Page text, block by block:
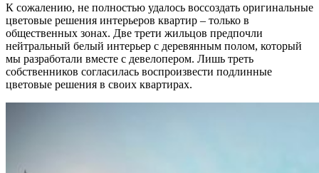
К сожалению, не полностью удалось воссоздать оригинальные
цветовые решения интерьеров квартир – только в
общественных зонах. Две трети жильцов предпочли
нейтральный белый интерьер с деревянным полом, который
мы разработали вместе с девелопером. Лишь треть
собственников согласилась воспроизвести подлинные
цветовые решения в своих квартирах.